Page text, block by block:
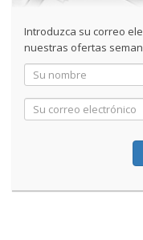
Introduzca su correo
nuestras ofertas